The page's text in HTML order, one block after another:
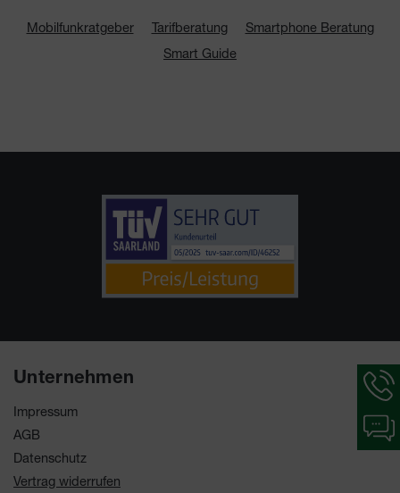
Mobilfunkratgeber Tarifberatung
Smartphone Beratung
Smart Guide
Unternehmen
Impressum
AGB
Datenschutz
Vertrag widerrufen
Chat-